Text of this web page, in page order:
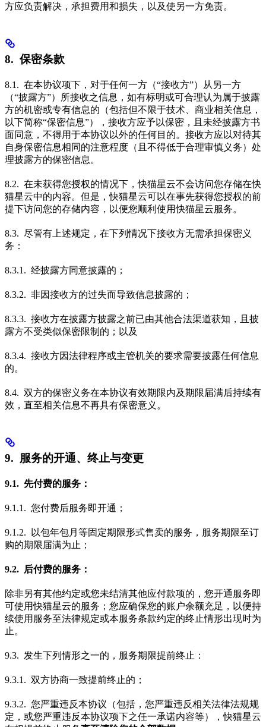
方应负责解决，承担费用和损失，以及使另一方免责。
8. 保密条款
8.1. 在本协议项下，对于任何一方（“接收方”）从另一方
（“披露方”）所接收之信息，如有标明或可合理认为属于披露
方的机密或专有信息的（包括但不限于技术、商业相关信息，
以下简称“保密信息”），接收方应予以保密，且未经披露方书
面同意，不得用于本协议以外的任何目的。接收方应以对待其
自身保密信息相同的注意程度（且不得低于合理审慎义务）处
理披露方的保密信息。
8.2. 在未获得您授权的情况下，快猫星云不会访问您存储在快
猫星云中的内容。但是，快猫星云可以在事先获得您授权的前
提下访问您的存储内容，以便您顺利使用快猫星云服务。
8.3. 尽管有上述规定，在下列情况下接收方无需承担保密义
务：
8.3.1. 经披露方同意披露的；
8.3.2. 非因接收方的过失而导致信息披露的；
8.3.3. 接收方在披露方披露之前已由其他合法渠道获知，且披
露方不受类似保密限制的；以及
8.3.4. 接收方因法律程序或主管机关的要求需要披露任何信息
的。
8.4. 双方的保密义务在本协议有效期限内及期限届满后持续有
效，直至相关信息不再具有保密意义。
9. 服务的开通、终止与变更
9.1. 先付费的服务：
9.1.1. 您付费后服务即开通；
9.1.2. 以包年包月等固定期限形式售卖的服务，服务期限至订
购的期限届满为止；
9.2. 后付费的服务：
除非另有其他约定或您未结清其他应付款项的，您开通服务即
可使用快猫星云的服务；您应确保您的账户余额充足，以便持
续使用服务至法律规定或本服务条款约定的终止情形出现时为
止。
9.3. 发生下列情形之一的，服务期限提前终止：
9.3.1. 双方协商一致提前终止的；
9.3.2. 您严重违反本协议（包括，您严重违反相关法律法规规
定，或您严重违反本协议项下之任一承诺内容等），快猫星云